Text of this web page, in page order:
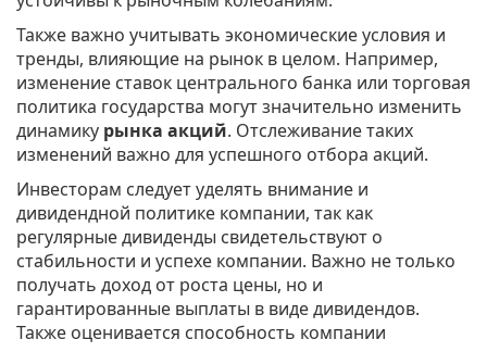
Также важно учитывать экономические условия и
тренды, влияющие на рынок в целом. Например,
изменение ставок центрального банка или торговая
политика государства могут значительно изменить
динамику рынка акций. Отслеживание таких
изменений важно для успешного отбора акций.
Инвесторам следует уделять внимание и
дивидендной политике компании, так как
регулярные дивиденды свидетельствуют о
стабильности и успехе компании. Важно не только
получать доход от роста цены, но и
гарантированные выплаты в виде дивидендов.
Также оценивается способность компании